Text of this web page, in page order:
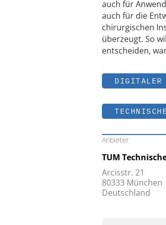
auch für
auch für die
chirurgischen
überzeugt. So
entscheiden,
DIGITALER
Anbieter
TUM
Arcisstr. 21
80333 München
Deutschland